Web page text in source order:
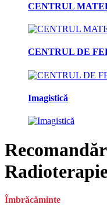
CENTRUL
CENTRUL DE
Imagistică
Îmbrăcăminte